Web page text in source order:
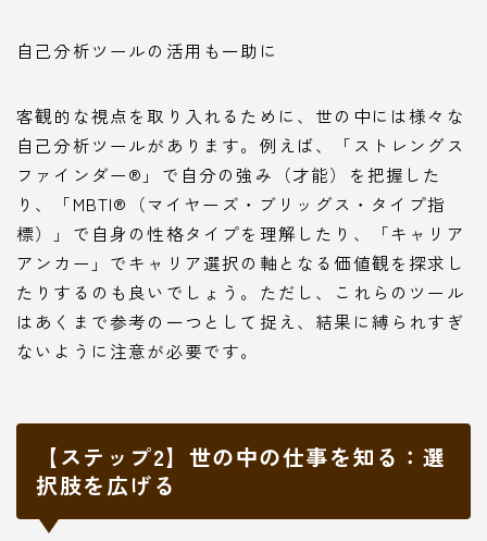
自己分析ツールの活用も一助に
客観的な視点を取り入れるために、世の中には様々な
自己分析ツールがあります。例えば、「ストレングス
ファインダー®」で自分の強み（才能）を把握した
り、「MBTI®（マイヤーズ・ブリッグス・タイプ指
標）」で自身の性格タイプを理解したり、「キャリア
アンカー」でキャリア選択の軸となる価値観を探求し
たりするのも良いでしょう。ただし、これらのツール
はあくまで参考の一つとして捉え、結果に縛られすぎ
ないように注意が必要です。
【ステップ2】世の中の仕事を知る：選
択肢を広げる